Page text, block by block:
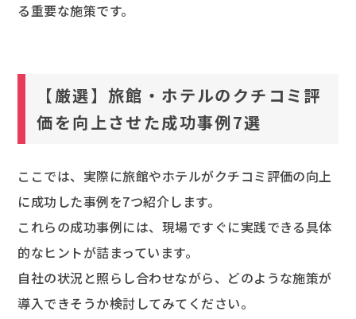
る重要な施策です。
【厳選】旅館・ホテルのクチコミ評
価を向上させた成功事例7選
ここでは、実際に旅館やホテルがクチコミ評価の向上
に成功した事例を7つ紹介します。
これらの成功事例には、現場ですぐに実践できる具体
的なヒントが詰まっています。
自社の状況と照らし合わせながら、どのような施策が
導入できそうか検討してみてください。